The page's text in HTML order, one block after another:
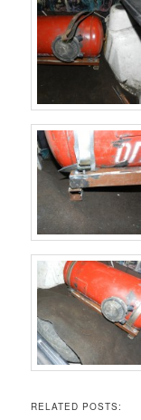
RELATED POSTS: